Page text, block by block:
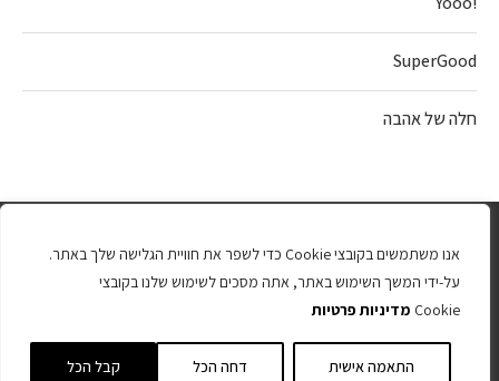
אנו משתמשים בקובצי Cookie כדי לשפר את חוויית הגלישה שלך באתר.
על-ידי המשך השימוש באתר, אתה מסכים לשימוש שלנו בקובצי
Cookie מדיניות פרטיות
התאמה אישית דחה הכל קבל הכל
SuperGood
חלה של אהבה